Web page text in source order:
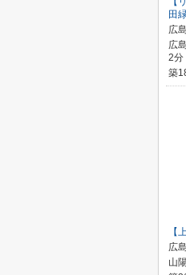
田
広
広
2分
築
【
広
山